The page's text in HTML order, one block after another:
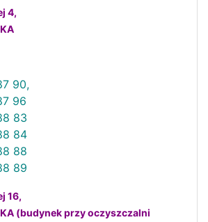
4,
90,
96
83
84
88
89
16,
(budynek przy oczyszczalni